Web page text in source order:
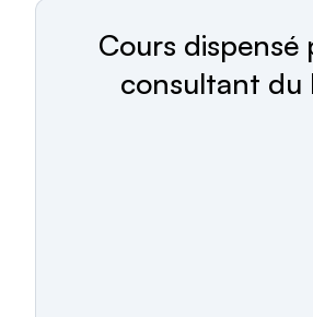
Cours dispensé
consultant du